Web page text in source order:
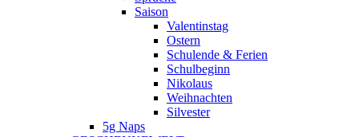
Saison
Valentinstag
Ostern
Schulende & Ferien
Schulbeginn
Nikolaus
Weihnachten
Silvester
5g Naps